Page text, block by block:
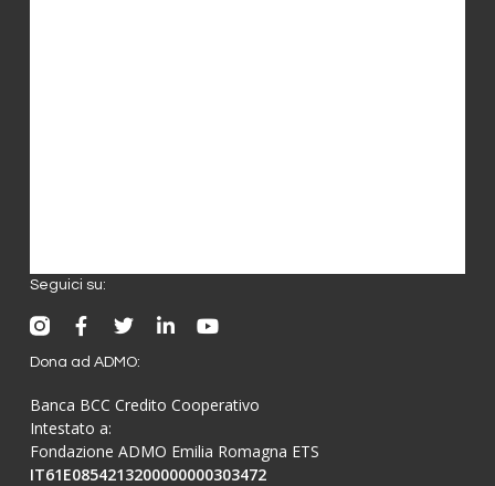
Seguici su:
Dona ad ADMO:
Banca BCC Credito Cooperativo
Intestato a:
Fondazione ADMO Emilia Romagna ETS
IT61E0854213200000000303472